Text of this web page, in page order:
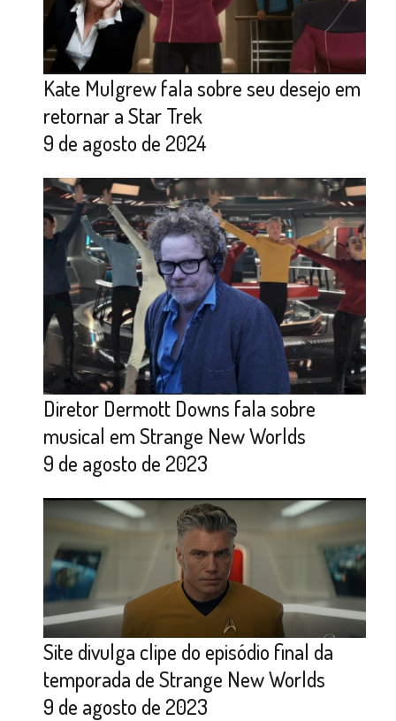
Kate Mulgrew fala sobre seu desejo em
retornar a Star Trek
9 de agosto de 2024
Diretor Dermott Downs fala sobre
musical em Strange New Worlds
9 de agosto de 2023
Site divulga clipe do episódio final da
temporada de Strange New Worlds
9 de agosto de 2023